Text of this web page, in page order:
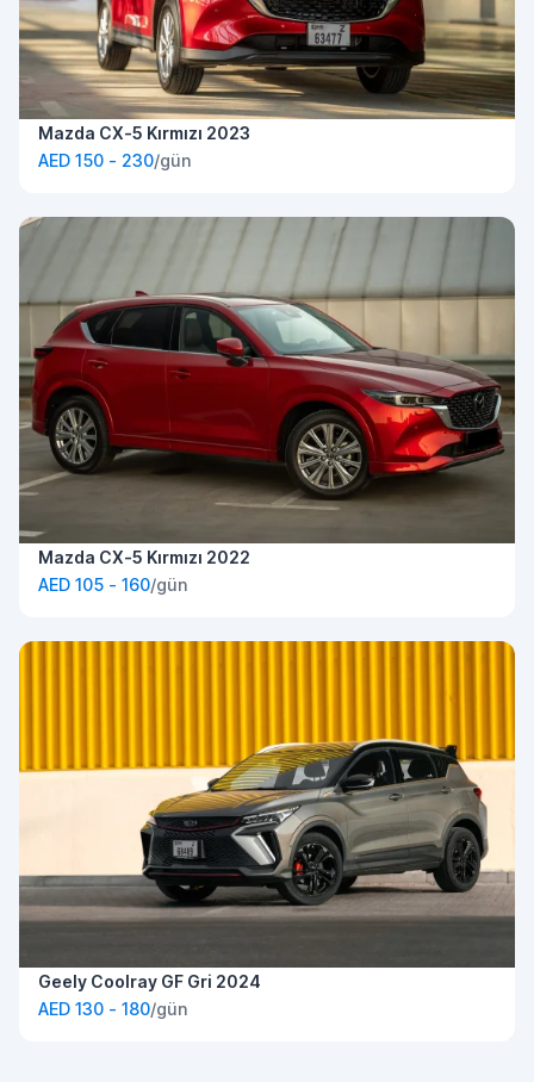
Mazda CX-5 Kırmızı 2023
AED 150 - 230/gün
Mazda CX-5 Kırmızı 2022
AED 105 - 160/gün
Geely Coolray GF Gri 2024
AED 130 - 180/gün